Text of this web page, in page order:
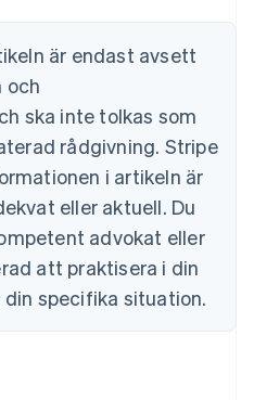
är endast avsett
och
ska inte tolkas som
rådgivning. Stripe
i artikeln är
eller aktuell. Du
advokat eller
att praktisera i din
specifika situation.